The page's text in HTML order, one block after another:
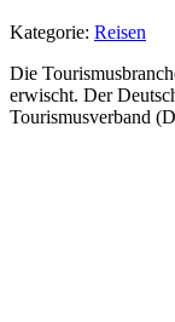
Kategorie: Reisen
Die
erwischt. Der
Tourismusverband